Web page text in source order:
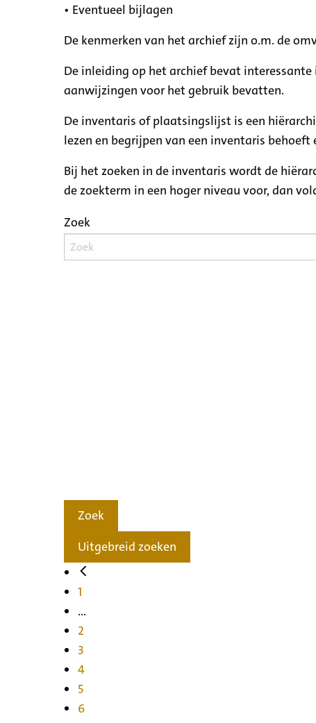
• Eventueel bijlagen
De kenmerken van het archief zijn o.m. de
De inleiding op het archief bevat
aanwijzingen voor het gebruik bevatten.
De inventaris of plaatsingslijst is een
lezen en begrijpen van een inventaris behoeft
Bij het zoeken in de inventaris wordt de
de zoekterm in een hoger niveau voor, dan
Zoek
Zoek
Uitgebreid zoeken
1
...
2
3
4
5
6